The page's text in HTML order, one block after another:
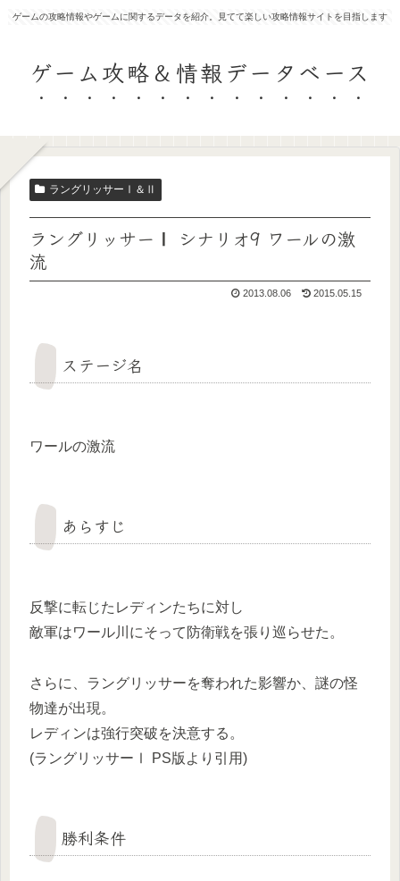
ゲームの攻略情報やゲームに関するデータを紹介。見てて楽しい攻略情報サイトを目指します
ゲーム攻略＆情報データベース
ラングリッサーⅠ＆Ⅱ
ラングリッサーⅠ シナリオ9 ワールの激
流
2013.08.06 2015.05.15
ステージ名
ワールの激流
あらすじ
反撃に転じたレディンたちに対し
敵軍はワール川にそって防衛戦を張り巡らせた。
さらに、ラングリッサーを奪われた影響か、謎の怪
物達が出現。
レディンは強行突破を決意する。
(ラングリッサーⅠ PS版より引用)
勝利条件